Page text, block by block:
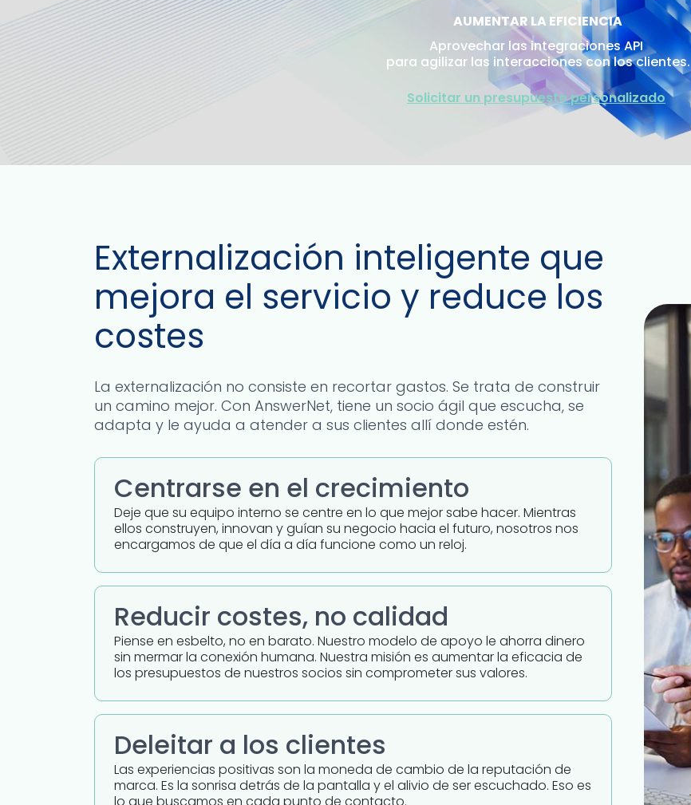
AUMENTAR LA EFICIENCIA
Aprovechar las integraciones API
para agilizar las interacciones con los clientes.
Solicitar un presupuesto personalizado
Externalización inteligente que
mejora el servicio y reduce los
costes
La externalización no consiste en recortar gastos. Se trata de construir
un camino mejor. Con AnswerNet, tiene un socio ágil que escucha, se
adapta y le ayuda a atender a sus clientes allí donde estén.
Centrarse en el crecimiento
Deje que su equipo interno se centre en lo que mejor sabe hacer. Mientras
ellos construyen, innovan y guían su negocio hacia el futuro, nosotros nos
encargamos de que el día a día funcione como un reloj.
Reducir costes, no calidad
Piense en esbelto, no en barato. Nuestro modelo de apoyo le ahorra dinero
sin mermar la conexión humana. Nuestra misión es aumentar la eficacia de
los presupuestos de nuestros socios sin comprometer sus valores.
Deleitar a los clientes
Las experiencias positivas son la moneda de cambio de la reputación de
marca. Es la sonrisa detrás de la pantalla y el alivio de ser escuchado. Eso es